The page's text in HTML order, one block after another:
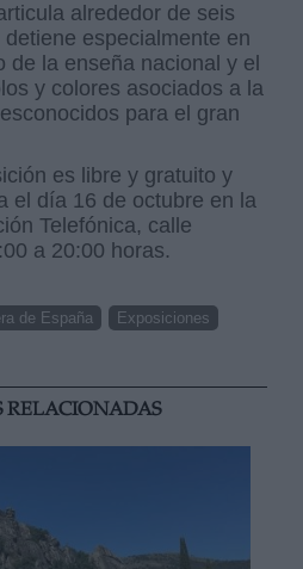
alrededor de seis
especialmente en
de la enseña nacional y el
y colores asociados a la
para el gran
es libre y gratuito y
el día 16 de octubre en la
Telefónica, calle
a 20:00 horas.
de España
Exposiciones
RELACIONADAS